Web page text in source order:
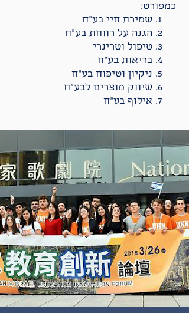
כמפורט:
שמירת חיי בע״ח
הגנה על רווחת בע״ח
טיפול וטרינרי
בריאות בע״ח
ניקיון וטיפוח בע״ח
שיווק מוצרים לבע״ח
אילוף בע״ח